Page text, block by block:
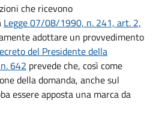
che ricevono
Legge 07/08/1990, n. 241, art. 2,
adottare un provvedimento
del Presidente della
642 prevede che, così come
della domanda, anche sul
essere apposta una marca da